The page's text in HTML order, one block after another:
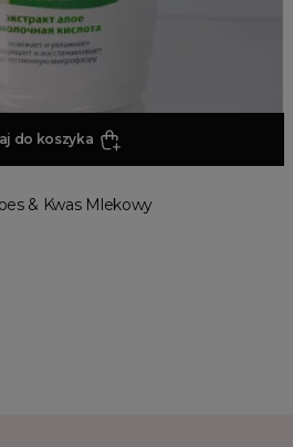
do koszyka
& Kwas Mlekowy